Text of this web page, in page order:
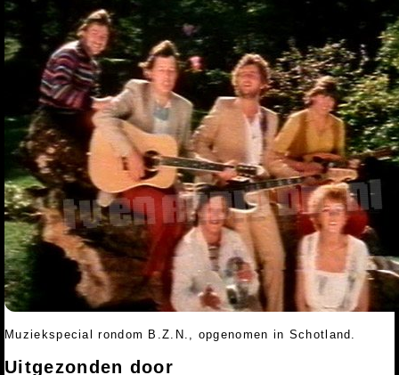
Muziekspecial rondom B.Z.N., opgenomen in Schotland.
Uitgezonden door